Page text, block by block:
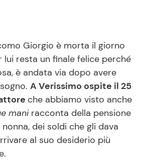
Giorgio è morta il giorno
lui resta un finale felice perché
è andata via dopo avere
A Verissimo ospite il 25
che abbiamo visto anche
mani racconta della pensione
dei soldi che gli dava
al suo desiderio più